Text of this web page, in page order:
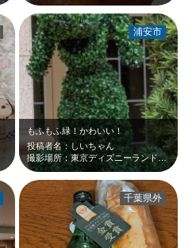
もふもふ緑！かわいい！
投稿者名：しいちゃん
撮影場所：東京ディズニーランドホテル
浦安市
千葉県外